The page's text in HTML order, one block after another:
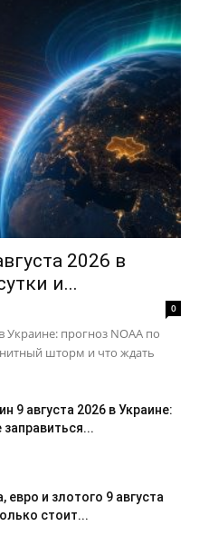
2026 в
и...
0
Украине: прогноз NOAA по
шторм и что ждать
9 августа 2026 в Украине:
евро и злотого 9 августа
стоит...